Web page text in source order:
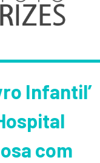
Infantil’
com